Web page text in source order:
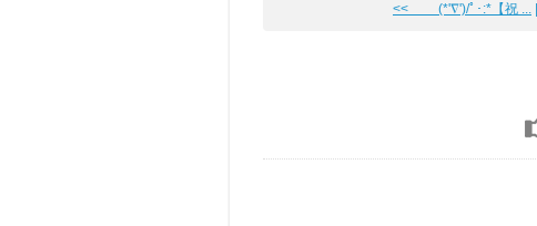
<< (*'∇')/ﾟ･:*【祝 ...